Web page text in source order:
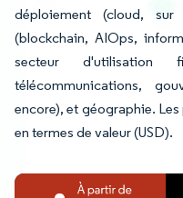
déploiement (cloud,
(blockchain, AIOps,
secteur
télécommunications,
encore), et géographie.
en termes de valeur (USD).